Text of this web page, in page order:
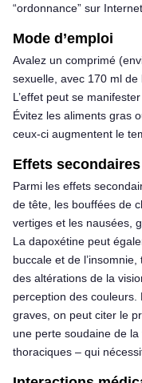
“ordonnance” sur Internet.
Mode d’emploi
Avalez un comprimé
sexuelle, avec 170 ml de
L’effet peut se
Évitez les aliments gras
ceux-ci augmentent le
Effets
Parmi les effets
de tête, les bouffées de
vertiges et les nausées,
La dapoxétine peut
buccale et de
des altérations de la
perception des
graves, on peut citer le
une perte soudaine de
thoraciques – qui